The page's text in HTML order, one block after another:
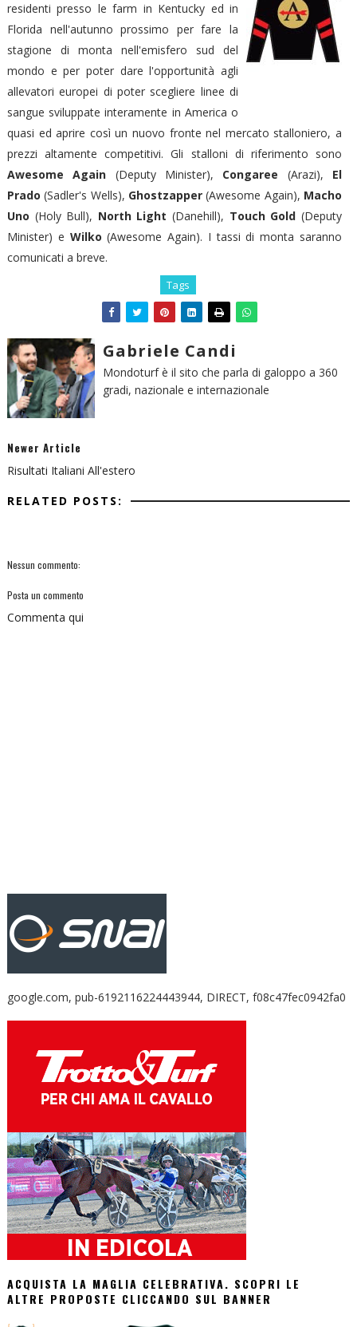
residenti presso le farm in Kentucky ed in
Florida nell'autunno prossimo per fare la
stagione di monta nell'emisfero sud del
mondo e per poter dare l'opportunità agli
allevatori europei di poter scegliere linee di
sangue sviluppate interamente in America o
quasi ed aprire così un nuovo fronte nel mercato stalloniero, a
prezzi altamente competitivi. Gli stalloni di riferimento sono
Awesome Again (Deputy Minister), Congaree (Arazi), El
Prado (Sadler's Wells), Ghostzapper (Awesome Again), Macho
Uno (Holy Bull), North Light (Danehill), Touch Gold(Deputy
Minister) e Wilko (Awesome Again). I tassi di monta saranno
comunicati a breve.
Tags
Gabriele Candi
Mondoturf è il sito che parla di galoppo a 360
gradi, nazionale e internazionale
Newer Article
Risultati Italiani All'estero
RELATED POSTS:
Nessun commento:
Posta un commento
Commenta qui
google.com, pub-6192116224443944, DIRECT, f08c47fec0942fa0
ACQUISTA LA MAGLIA CELEBRATIVA. SCOPRI LE
ALTRE PROPOSTE CLICCANDO SUL BANNER